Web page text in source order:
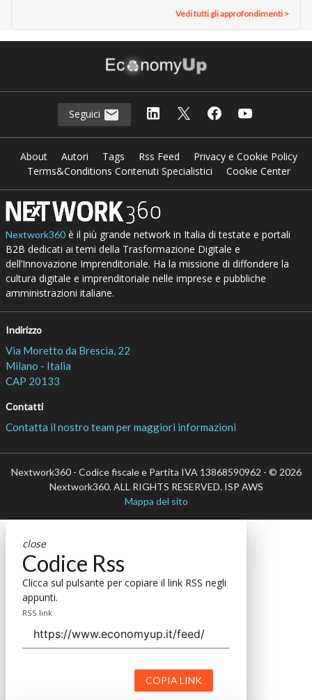
Vedi tutti gli approfondimenti >
Seguici
About Autori Tags Rss Feed
Privacy e Cookie Policy
Terms&Conditions Contenuti Specialistici
Cookie Center
Nextwork360è il più grande network in Italia di testate e portali
B2B dedicati ai temi della Trasformazione Digitale e
dell’Innovazione Imprenditoriale. Ha la missione di diffondere la
cultura digitale e imprenditoriale nelle imprese e pubbliche
amministrazioni italiane.
Indirizzo
Via Moretto da Brescia, 22
Milano - Italia
CAP 20133
Contatti
Contatta il nostro team per maggiori informazioni
Nextwork360 - Codice fiscale e Partita IVA 13868590962 - © 2026
Nextwork360. ALL RIGHTS RESERVED. ISP AWS
Mappa del sito
close
Codice Rss
Clicca sul pulsante per copiare il link RSS negli
appunti.
RSS link
COPIA LINK